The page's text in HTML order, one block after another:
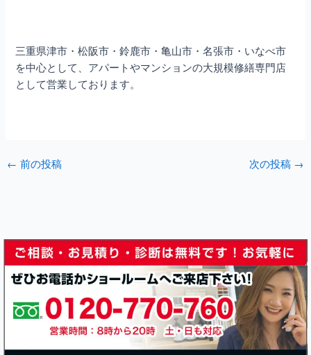
三重県津市・松阪市・鈴鹿市・亀山市・名張市・いなべ市
を中心として、アパートやマンションの大規模修繕専門店
として営業しております。
← 前の投稿 次の投稿 →